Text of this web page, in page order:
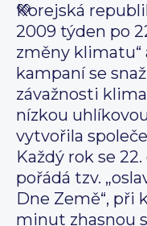
Korejská
2009 týden po
změny klimatu“
kampaní se
závažnosti
nízkou
vytvořila
Každý rok se
pořádá tzv.
Dne Země“, při
minut zhasnou